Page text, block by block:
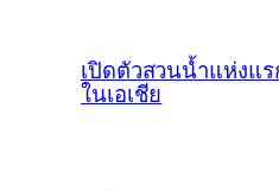
เปิดตัวสวนน้ำแห่งแร
ในเอเชีย